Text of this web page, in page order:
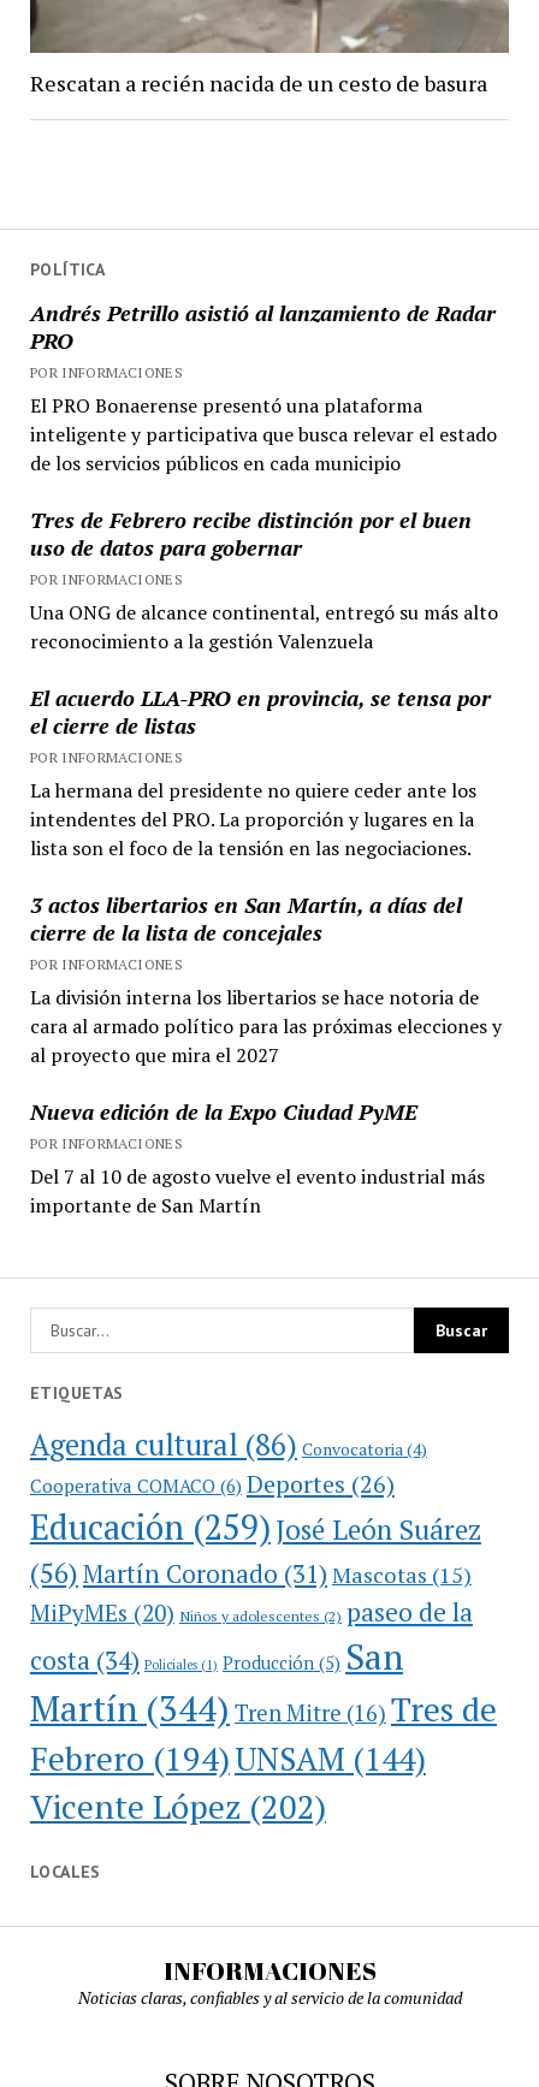
POLÍTICA
Andrés Petrillo asistió al lanzamiento de Radar
PRO
POR INFORMACIONES
El PRO Bonaerense presentó una plataforma
inteligente y participativa que busca relevar el estado
de los servicios públicos en cada municipio
Tres de Febrero recibe distinción por el buen
uso de datos para gobernar
POR INFORMACIONES
Una ONG de alcance continental, entregó su más alto
reconocimiento a la gestión Valenzuela
El acuerdo LLA-PRO en provincia, se tensa por
el cierre de listas
POR INFORMACIONES
La hermana del presidente no quiere ceder ante los
intendentes del PRO. La proporción y lugares en la
lista son el foco de la tensión en las negociaciones.
3 actos libertarios en San Martín, a días del
cierre de la lista de concejales
POR INFORMACIONES
La división interna los libertarios se hace notoria de
cara al armado político para las próximas elecciones y
al proyecto que mira el 2027
Nueva edición de la Expo Ciudad PyME
POR INFORMACIONES
Del 7 al 10 de agosto vuelve el evento industrial más
importante de San Martín
Rescatan a recién nacida de un cesto de basura
ETIQUETAS
Agenda cultural (86) Convocatoria (4)
Cooperativa COMACO(6) Deportes (26)
Educación(259)José León Suárez
(56)Martín Coronado (31) Mascotas (15)
MiPyMEs (20) Niños y adolescentes (2) paseo de la
costa(34) Policiales(1) Producción(5) San
Martín(344) Tren Mitre (16) Tres de
Febrero (194)UNSAM (144)
Vicente López (202)
LOCALES
INFORMACIONES
Noticias claras, confiables y al servicio de la comunidad